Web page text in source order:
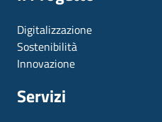
Digitalizzazione
Sostenibilità
Innovazione
Servizi